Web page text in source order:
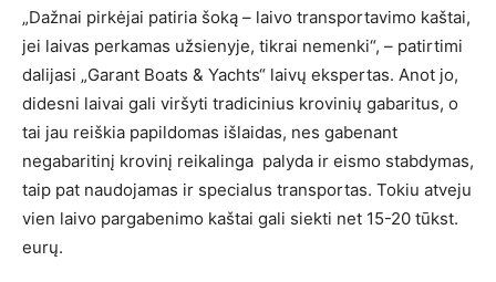
„Dažnai pirkėjai patiria šoką – laivo transportavimo kaštai,
jei laivas perkamas užsienyje, tikrai nemenki“, – patirtimi
dalijasi „Garant Boats & Yachts“ laivų ekspertas. Anot jo,
didesni laivai gali viršyti tradicinius krovinių gabaritus, o
tai jau reiškia papildomas išlaidas, nes gabenant
negabaritinį krovinį reikalinga palyda ir eismo stabdymas,
taip pat naudojamas ir specialus transportas. Tokiu atveju
vien laivo pargabenimo kaštai gali siekti net 15-20 tūkst.
eurų.